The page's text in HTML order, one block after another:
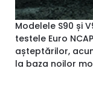
Modelele S90 și
testele Euro
așteptărilor,
la baza noilor